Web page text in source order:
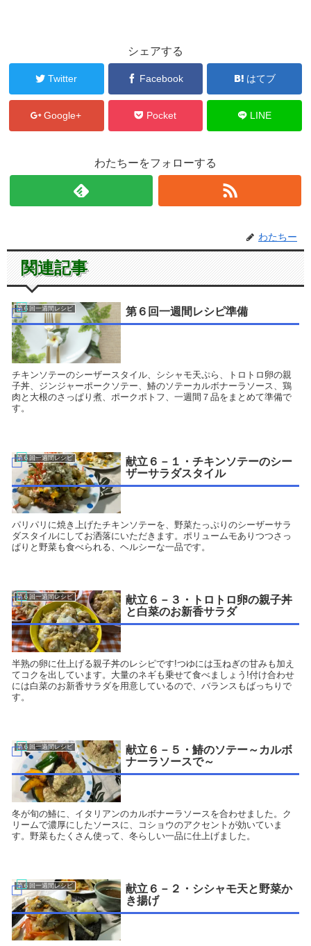
シェアする
Twitter Facebook はてブ
Google+ Pocket LINE
わたちーをフォローする
わたちー
関連記事
第６回一週間レシピ 第６回一週間レシピ準備
チキンソテーのシーザースタイル、シシャモ天ぷら、トロトロ卵の親
子丼、ジンジャーポークソテー、鰆のソテーカルボナーラソース、鶏
肉と大根のさっぱり煮、ポークポトフ、一週間７品をまとめて準備で
す。
第６回一週間レシピ
献立６－１・チキンソテーのシー
ザーサラダスタイル
パリパリに焼き上げたチキンソテーを、野菜たっぷりのシーザーサラ
ダスタイルにしてお洒落にいただきます。ポリュームモありつつさっ
ぱりと野菜も食べられる、ヘルシーな一品です。
第６回一週間レシピ
献立６－３・トロトロ卵の親子丼
と白菜のお新香サラダ
半熟の卵に仕上げる親子丼のレシピです!つゆには玉ねぎの甘みも加え
てコクを出しています。大量のネギも乗せて食べましょう!付け合わせ
には白菜のお新香サラダを用意しているので、バランスもばっちりで
す。
第６回一週間レシピ
献立６－５・鰆のソテー～カルボ
ナーラソースで～
冬が旬の鰆に、イタリアンのカルボナーラソースを合わせました。ク
リームで濃厚にしたソースに、コショウのアクセントが効いていま
す。野菜もたくさん使って、冬らしい一品に仕上げました。
第６回一週間レシピ
献立６－２・シシャモ天と野菜か
き揚げ